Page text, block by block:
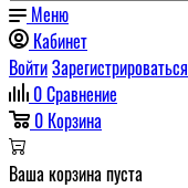
Меню
Кабинет
ВойтиЗарегистрироваться
0Сравнение
0 Корзина
Ваша корзина пуста